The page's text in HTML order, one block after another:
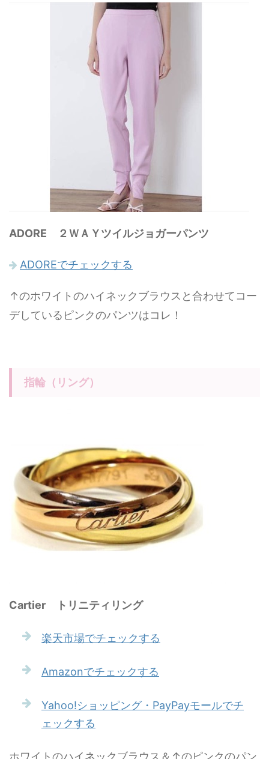
ADORE ２ＷＡＹツイルジョガーパンツ
ADOREでチェックする
↑のホワイトのハイネックブラウスと合わせてコー
デしているピンクのパンツはコレ！
指輪（リング）
Cartier トリニティリング
楽天市場でチェックする
Amazonでチェックする
Yahoo!ショッピング・PayPayモールでチ
ェックする
ホワイトのハイネックブラウス＆↑のピンクのパン